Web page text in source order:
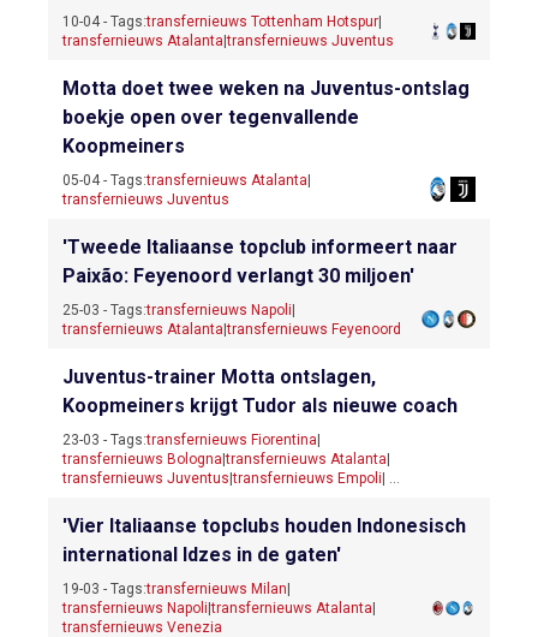
10-04 - Tags:transfernieuws Tottenham Hotspur|
transfernieuws Atalanta|transfernieuws Juventus
Motta doet twee weken na Juventus-ontslag
boekje open over tegenvallende
Koopmeiners
05-04 - Tags:transfernieuws Atalanta|
transfernieuws Juventus
'Tweede Italiaanse topclub informeert naar
Paixão: Feyenoord verlangt 30 miljoen'
25-03 - Tags:transfernieuws Napoli|
transfernieuws Atalanta|transfernieuws Feyenoord
Juventus-trainer Motta ontslagen,
Koopmeiners krijgt Tudor als nieuwe coach
23-03 - Tags:transfernieuws Fiorentina|
transfernieuws Bologna|transfernieuws Atalanta|
transfernieuws Juventus|transfernieuws Empoli| ...
'Vier Italiaanse topclubs houden Indonesisch
international Idzes in de gaten'
19-03 - Tags:transfernieuws Milan|
transfernieuws Napoli|transfernieuws Atalanta|
transfernieuws Venezia